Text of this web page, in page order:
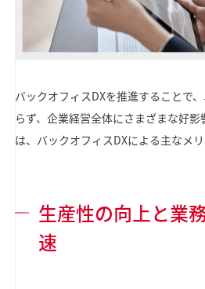
バックオフィスDXを推進することで
らず、企業経営全体にさまざまな好
は、バックオフィスDXによる主なメ
生産性の向上と業
速